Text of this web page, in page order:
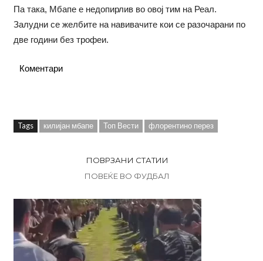
Па така, Мбапе е недопирлив во овој тим на Реал.
Залудни се желбите на навивачите кои се разочарани по
две години без трофеи.
Коментари
Tags килијан мбапе Топ Вести флорентино перез
ПОВРЗАНИ СТАТИИ
ПОВЕЌЕ ВО ФУДБАЛ